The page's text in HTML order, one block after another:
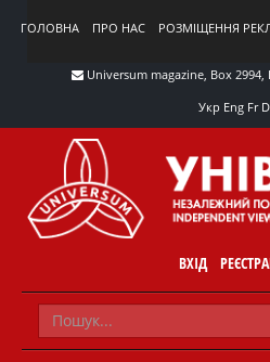
ГОЛОВНА ПРО НАС РОЗМІЩЕННЯ
Universum magazine, Box 2994,
Укр Eng Fr
ВХІД